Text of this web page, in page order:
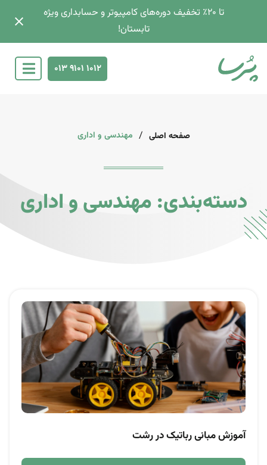
تا 2۰٪ تخفیف دوره‌های کامپیوتر و حسابداری ویژه
تابستان!
013 9101 1012
صفحه اصلی / مهندسی و اداری
دسته‌بندی: مهندسی و اداری
آموزش مبانی رباتیک در رشت